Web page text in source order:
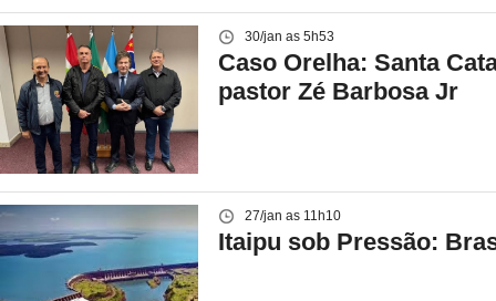
30/jan as 5h53
Caso Orelha: Santa
pastor Zé Barbosa Jr
27/jan as 11h10
Itaipu sob Pressão: